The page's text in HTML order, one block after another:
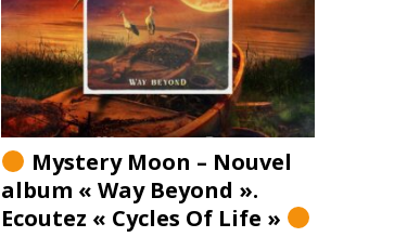
Mystery Moon – Nouvel
album « Way Beyond ».
Ecoutez « Cycles Of Life »